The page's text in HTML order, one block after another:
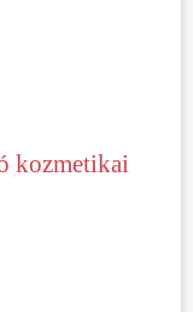
kozmetikai